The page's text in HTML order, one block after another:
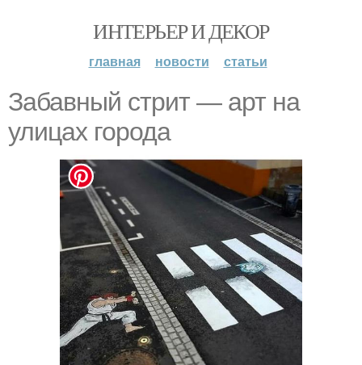
ИНТЕРЬЕР И ДЕКОР
главная новости статьи
Забавный стрит — арт на
улицах города